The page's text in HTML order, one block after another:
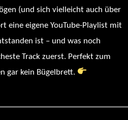
(und sich vielleicht auch über
eine eigene YouTube-Playlist mit
ist – und was noch
Track zuerst. Perfekt zum
gar kein Bügelbrett.